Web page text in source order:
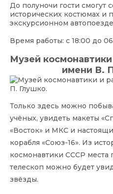
До полуночи гости смогут
исторических костюмах и
экскурсионном
Время работы: с 18:00 до
Музей
имени В.
Только здесь можно
учёных, увидеть макеты
«Восток» и МКС и
корабля «Союз-16». Из
космонавтики СССР места
телескоп можно будет
звёзды.